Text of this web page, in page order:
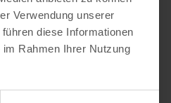
Verwendung unserer
diese Informationen
Rahmen Ihrer Nutzung